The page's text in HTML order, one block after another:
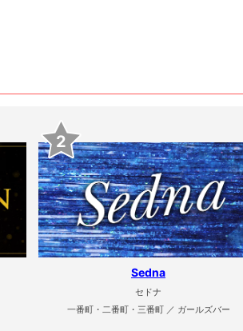
2
Sedna
セドナ
一番町・二番町・三番町 ／ ガールズバー